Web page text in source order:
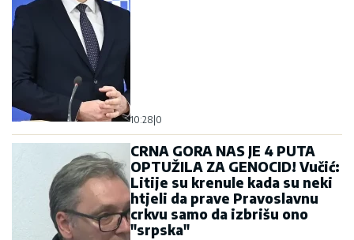
10:28 0
CRNA GORA NAS JE 4 PUTA
OPTUŽILA ZA GENOCID! Vučić:
Litije su krenule kada su neki
htjeli da prave Pravoslavnu
crkvu samo da izbrišu ono
"srpska"